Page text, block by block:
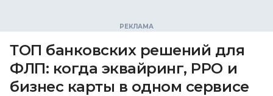
ТОП банковских решений для
ФЛП: когда эквайринг, РРО и
бизнес карты в одном сервисе